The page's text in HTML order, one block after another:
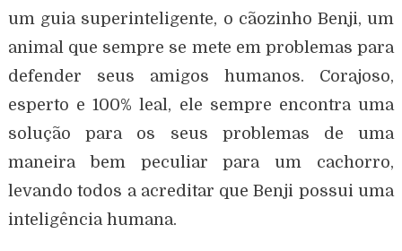
um guia superinteligente, o cãozinho Benji, um
animal que sempre se mete em problemas para
defender seus amigos humanos. Corajoso,
esperto e 100% leal, ele sempre encontra uma
solução para os seus problemas de uma
maneira bem peculiar para um cachorro,
levando todos a acreditar que Benji possui uma
inteligência humana.